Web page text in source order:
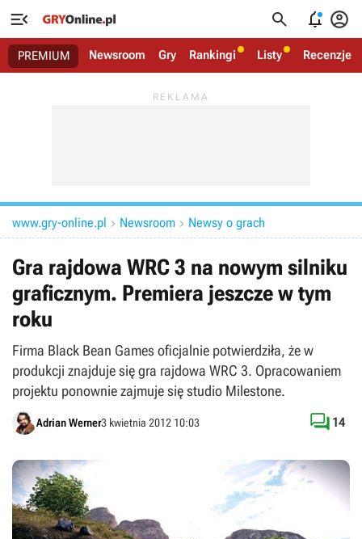
   
PREMIUM Newsroom Gry Rankingi Listy Recenzje
www.gry-online.pl  Newsroom  Newsy o grach
Gra rajdowa WRC 3 na nowym silniku
graficznym. Premiera jeszcze w tym
roku
Firma Black Bean Games oficjalnie potwierdziła, że w
produkcji znajduje się gra rajdowa WRC 3. Opracowaniem
projektu ponownie zajmuje się studio Milestone.
Adrian Werner3 kwietnia 2012 10:03  14